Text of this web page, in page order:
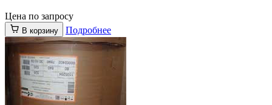
Цена по запросу
В корзину Подробнее